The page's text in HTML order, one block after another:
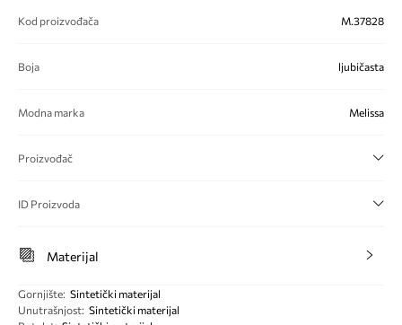
Kod proizvođača M.37828
Boja ljubičasta
Modna marka Melissa
Proizvođač
ID Proizvoda
Materijal
Gornjište: Sintetički materijal
Unutrašnjost: Sintetički materijal